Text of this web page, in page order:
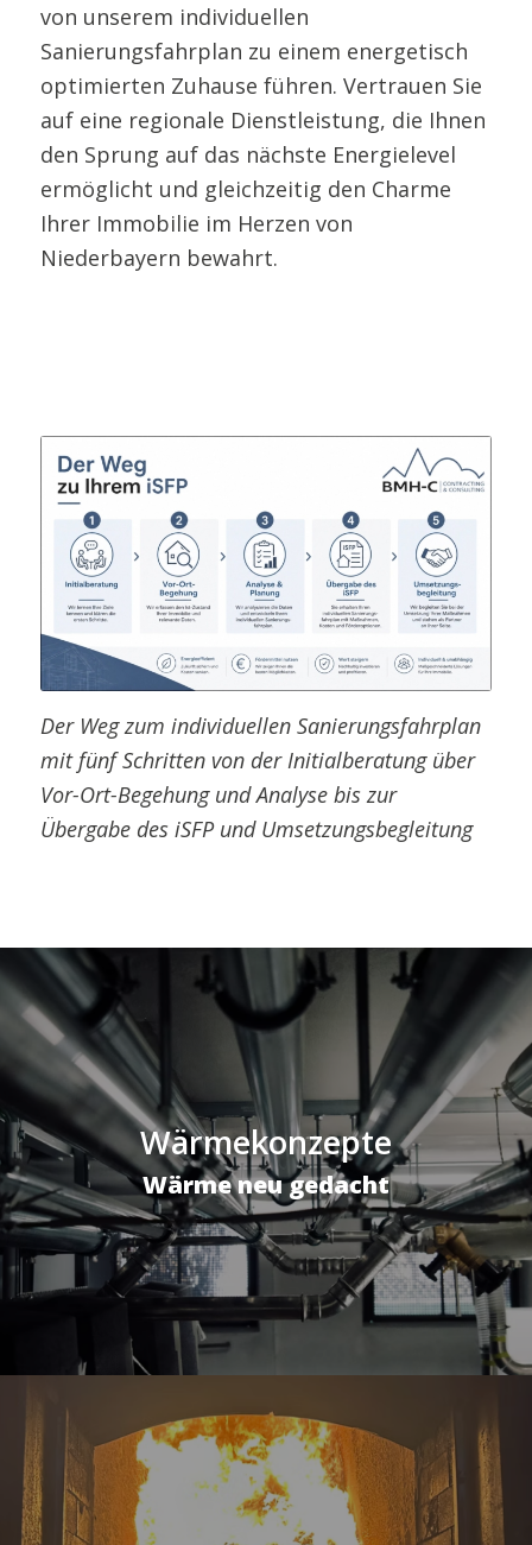
von unserem individuellen
Sanierungsfahrplan zu einem energetisch
optimierten Zuhause führen. Vertrauen Sie
auf eine regionale Dienstleistung, die Ihnen
den Sprung auf das nächste Energielevel
ermöglicht und gleichzeitig den Charme
Ihrer Immobilie im Herzen von
Niederbayern bewahrt.
Der Weg zum individuellen Sanierungsfahrplan
mit fünf Schritten von der Initialberatung über
Vor-Ort-Begehung und Analyse bis zur
Übergabe des iSFP und Umsetzungsbegleitung
Wärmekonzepte
Wärme neu gedacht